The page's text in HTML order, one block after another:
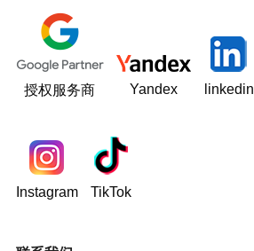
授权服务商 Yandex linkedin
Instagram TikTok